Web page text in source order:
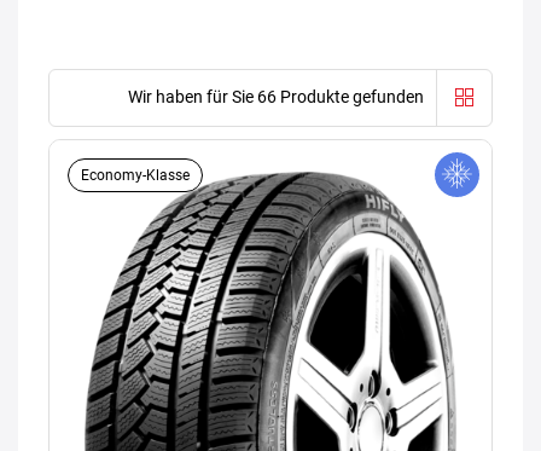
Wir haben für Sie 66 Produkte gefunden
Economy-Klasse